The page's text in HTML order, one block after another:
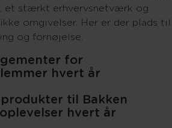
et stærkt erhvervsnetværk og
omgivelser. Her er der plads til
og fornøjelse.
for
hvert år
til Bakken
hvert år